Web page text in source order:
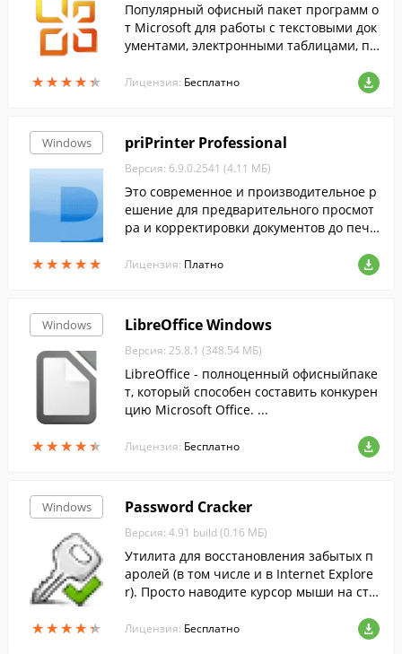
★★★★★
★★★★★
Популярный офисный пакет программ о
т Microsoft для работы с текстовыми док
ументами, электронными таблицами, пр
Лицензия: Бесплатно
Windows
★★★★★
★★★★★
priPrinter Professional
Версия: 6.9.0.2541 (4.11 МБ)
Это современное и производительное р
ешение для предварительного просмот
ра и корректировки документов до печа
Лицензия: Платно
Windows
★★★★★
★★★★★
LibreOffice Windows
Версия: 25.8.1 (348.54 МБ)
LibreOffice - полноценный офисныйпаке
т, который способен составить конкурен
цию Microsoft Office. ...
Лицензия: Бесплатно
Windows
★★★★★
★★★★★
Password Cracker
Версия: 4.91 build (0.16 МБ)
Утилита для восстановления забытых п
аролей (в том числе и в Internet Explore
r). Просто наводите курсор мыши на стр
звездочек видите желанный пароль.
Лицензия: Бесплатно